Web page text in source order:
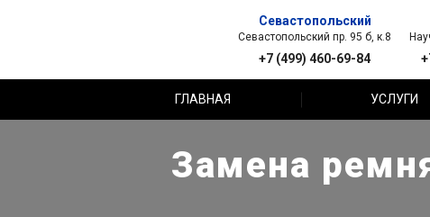
Севастопольский
Севастопольский пр. 95 б, к.8
+7 (499) 460-69-84
ГЛАВНАЯ УСЛУГИ
Замена